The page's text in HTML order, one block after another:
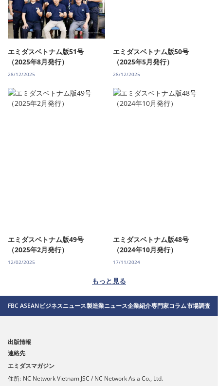
エミダスベトナム版51号
（2025年8月発行）
28/12/2025
エミダスベトナム版50号
（2025年5月発行）
28/12/2025
エミダスベトナム版49号
（2025年2月発行）
12/02/2025
エミダスベトナム版48号
（2024年10月発行）
17/11/2024
もっと見る
FBC ASEANビジネスニュース製造業ニュース企業紹介専門家コラム市場調査
出版情報
連絡先
エミダスマガジン
住所: NC Network Vietnam JSC / NC Network Asia Co., Ltd.